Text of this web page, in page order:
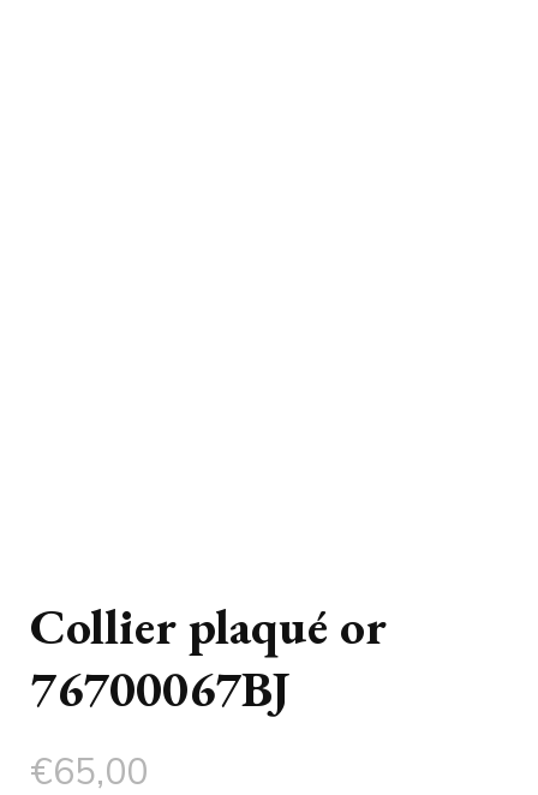
Collier plaqué or
76700067BJ
€65,00